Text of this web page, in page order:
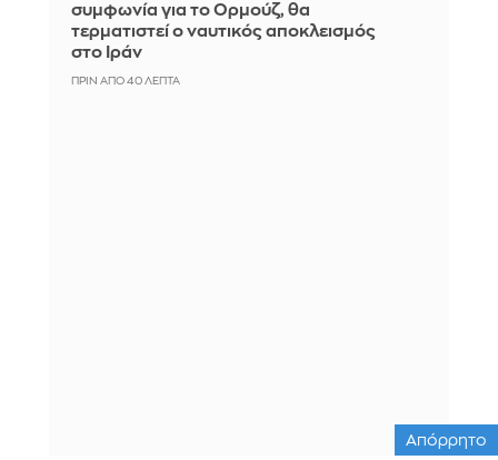
συμφωνία για το Ορμούζ, θα
τερματιστεί ο ναυτικός αποκλεισμός
στο Ιράν
ΠΡΙΝ ΑΠΌ 40 ΛΕΠΤΆ
Απόρρητο